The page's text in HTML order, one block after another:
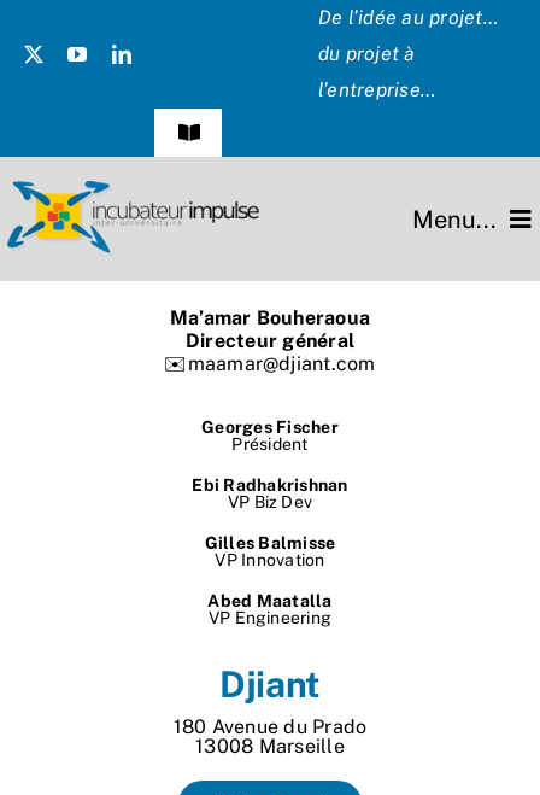
De l’idée au projet…
du projet à
l’entreprise…
Navigation
Témoignages
Menu...
Ma’amar Bouheraoua
Directeur général
✉️maamar@djiant.com
Georges Fischer
Président
Ebi Radhakrishnan
VP Biz Dev
Gilles Balmisse
VP Innovation
Abed Maatalla
VP Engineering
Djiant
180 Avenue du Prado
13008 Marseille